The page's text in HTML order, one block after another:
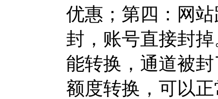
优惠；第四：网
封，账号直接封
能转换，通道被
额度转换，可以